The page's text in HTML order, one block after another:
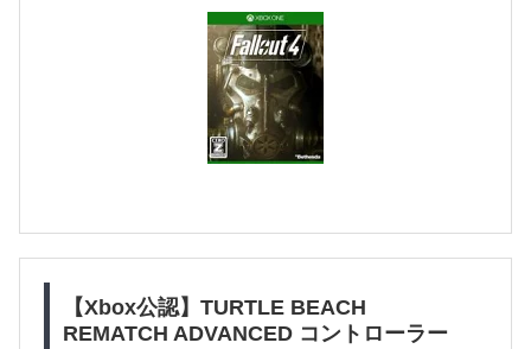
【Xbox公認】TURTLE BEACH
REMATCH ADVANCED コントローラー